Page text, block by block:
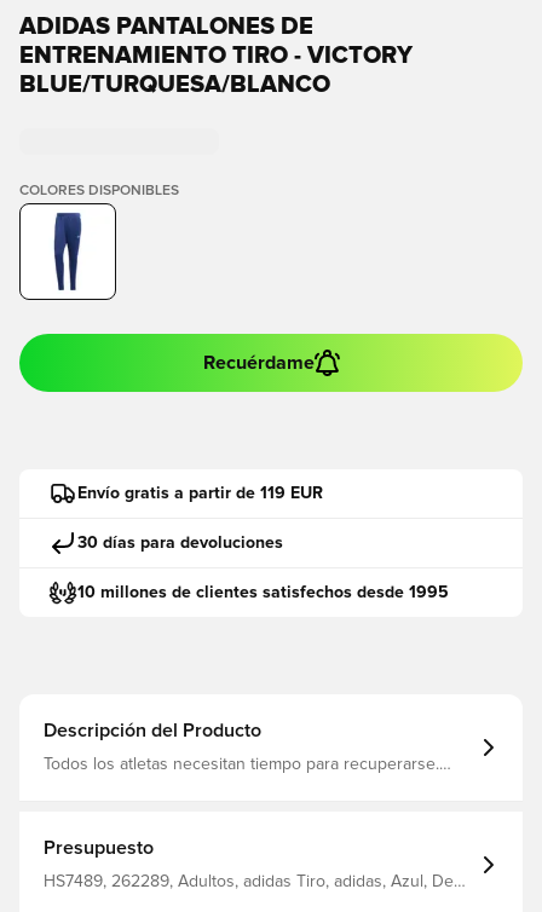
ADIDAS PANTALONES DE
ENTRENAMIENTO TIRO - VICTORY
BLUE/TURQUESA/BLANCO
COLORES DISPONIBLES
Recuérdame
Envío gratis a partir de 119 EUR
30 días para devoluciones
10 millones de clientes satisfechos desde 1995
Descripción del Producto
Todos los atletas necesitan tiempo para recuperarse.
AEROREADY lo mantiene seco. Estos pantalones
deportivos de talle medio tienen bolsillos con cremallera
para que su teléfono también pueda permanecer en su
Presupuesto
HS7489, 262289, Adultos, adidas Tiro, adidas, Azul, De